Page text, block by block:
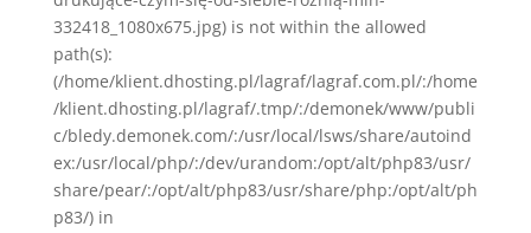
332418_1080x675.jpg) is not within the allowed
path(s):
(/home/klient.dhosting.pl/lagraf/lagraf.com.pl/:/home
/klient.dhosting.pl/lagraf/.tmp/:/demonek/www/publi
c/bledy.demonek.com/:/usr/local/lsws/share/autoind
ex:/usr/local/php/:/dev/urandom:/opt/alt/php83/usr/
share/pear/:/opt/alt/php83/usr/share/php:/opt/alt/ph
p83/) in